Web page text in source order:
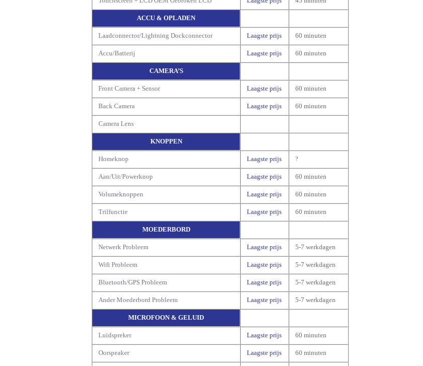
ACCU & OPLADEN
Laadconnector/Lightning Dockconnector Laagste prijs 60 minuten
Accu/Batterij Laagste prijs 60 minuten
CAMERA’S
Front Camera + Sensor Laagste prijs 60 minuten
Back Camera Laagste prijs 60 minuten
Camera Lens
KNOPPEN
Homeknop Laagste prijs ?
Aan/Uit/Powerknop Laagste prijs 60 minuten
Volumeknoppen Laagste prijs 60 minuten
Trilfunctie Laagste prijs 60 minuten
MOEDERBORD
Netwerk Probleem Laagste prijs 5-7 werkdagen
Wifi Probleem Laagste prijs 5-7 werkdagen
Bluetooth/GPS Probleem Laagste prijs 5-7 werkdagen
Ander Moederbord Probleem Laagste prijs 5-7 werkdagen
MICROFOON & GELUID
Luidspreker Laagste prijs 60 minuten
Oorspeaker Laagste prijs 60 minuten